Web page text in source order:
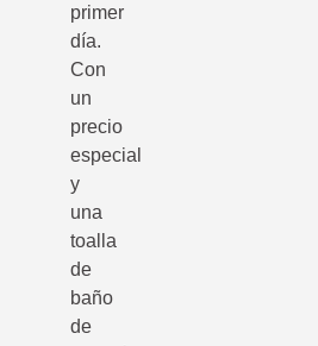
primer
día.
Con
un
precio
especial
y
una
toalla
de
baño
de